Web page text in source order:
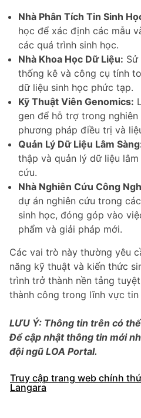
Nhà Phân Tích Tin Sinh
học để xác định các mẫu
các quá trình sinh học.
Nhà Khoa Học Dữ Liệu:
thống kê và công cụ tính
dữ liệu sinh học phức tạp.
Kỹ Thuật Viên Genomics:
gen để hỗ trợ trong
phương pháp điều trị và
Quản Lý Dữ Liệu Lâm
thập và quản lý dữ liệu
cứu.
Nhà Nghiên Cứu Công
dự án nghiên cứu trong
sinh học, đóng góp vào
phẩm và giải pháp mới.
Các vai trò này thường yêu
năng kỹ thuật và kiến thức
trình trở thành nền tảng
thành công trong lĩnh vực
LƯU Ý: Thông tin trên có
Để cập nhật thông tin mới
đội ngũ LOA Portal.
Truy cập trang web chính
Langara